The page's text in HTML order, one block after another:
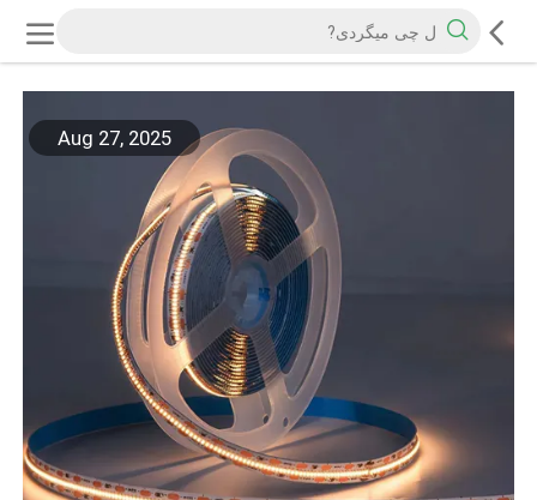
Aug 27, 2025